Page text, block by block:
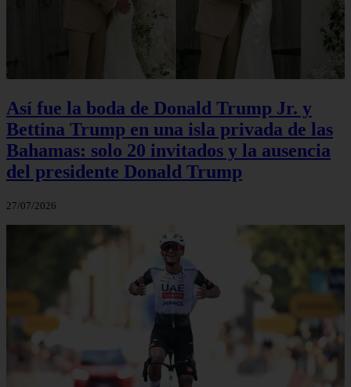
Así fue la boda de Donald Trump Jr. y
Bettina Trump en una isla privada de las
Bahamas: solo 20 invitados y la ausencia
del presidente Donald Trump
27/07/2026